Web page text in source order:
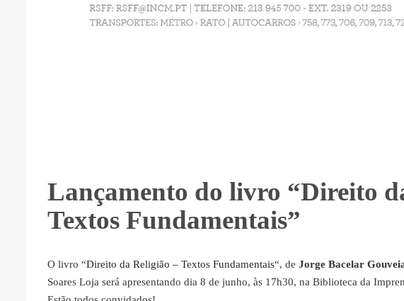
Lançamento do livro “Direito
Textos Fundamentais”
O livro “Direito da Religião – Textos Fundamentais“, de Jorge Bacelar
Soares Loja será apresentando dia 8 de junho, às 17h30, na Biblioteca da